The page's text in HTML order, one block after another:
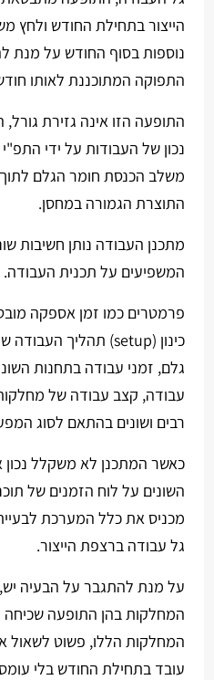
הייצור בתחילת החודש ולחץ
נוספות בסוף החודש על מנת
התפוקה המתוכננת לאותו
התופעה הזו אינה גזירת גורל,
נכון של העבודות על ידי התפ"י
משלב הכנסת חומר הגלם לתוך
התוצרת הגמורה במחסן.
מתכנן העבודה נותן חשיבות
המשפיעים על תכנית העבודה.
פרמטרים כמו זמן אספקה
כינון (setup) תהליך העבודה
גלם, זמני עבודה בתחנות
עבודה, קצב עבודה של
רבים ושונים בהתאם לסוג
כאשר המתכנן לא משקלל
השונים על לוח הזמנים של
מכניס את כלל המערכת
גל עבודה ברצפת הייצור.
על מנת להתגבר על הבעיה
המחלקות בהן התופעה שכיחה
המחלקות הללו, פשוט לשאול
עובד בתחילת החודש בלי